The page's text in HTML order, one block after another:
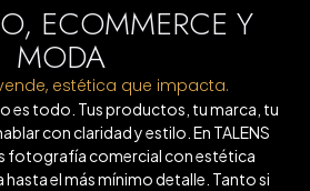
ECOMMERCE Y
MODA
estética que impacta.
es todo. Tus productos, tu marca, tu
con claridad y estilo. En TALENS
fotografía comercial con estética
el más mínimo detalle. Tanto si